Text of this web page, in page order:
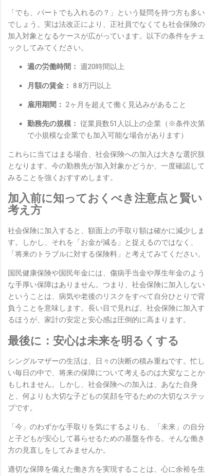
「でも、パートでも入れるの？」という疑問を持つ方も多い
でしょう。実は法改正により、正社員でなくても社会保険の
加入対象となるケースが広がっています。以下の条件をチェ
ックしてみてください。
週の労働時間： 週20時間以上
月額の賃金： 8.8万円以上
雇用期間： 2ヶ月を超えて働く見込みがあること
勤務先の規模： 従業員数51人以上の企業（※条件次第
で小規模な企業でも加入可能な場合があります）
これらに当てはまる場合、社会保険への加入は大きな選択肢
となります。今の勤務先が加入対象かどうか、一度確認して
みることを強くおすすめします。
加入前に知っておくべき注意点と賢い
考え方
社会保険に加入すると、額面上の手取り額は確かに減少しま
す。しかし、それを「お金が減る」と捉えるのではなく、
「将来のトラブルに対する保険料」と考えてみてください。
国民健康保険や国民年金には、傷病手当金や厚生年金のよう
な手厚い保障はありません。つまり、社会保険に加入しない
ということは、病気や老後のリスクをすべて自分ひとりで背
負うことを意味します。長い目で見れば、社会保険に加入す
るほうが、家計の安定と安心感は圧倒的に高まります。
最後に：安心は未来を明るくする
シングルマザーの生活は、日々の決断の積み重ねです。忙し
い毎日の中で、将来の保障について考えるのは大変なことか
もしれません。しかし、社会保険への加入は、あなた自身
と、何よりも大切な子どもの笑顔を守るための大切なステッ
プです。
「今」のわずかな手取りを気にするよりも、「未来」の自分
と子どもが安心して暮らせるための基盤を作る。そんな働き
方の見直しをしてみませんか。
適切な保障を備えた働き方を実現することは、心に余裕を生